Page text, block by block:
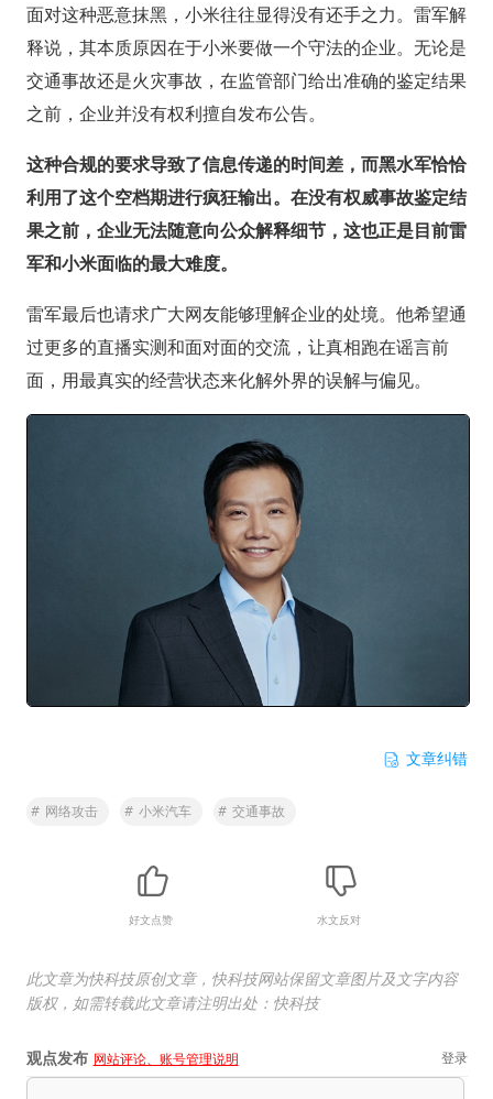
面对这种恶意抹黑，小米往往显得没有还手之力。雷军解
释说，其本质原因在于小米要做一个守法的企业。无论是
交通事故还是火灾事故，在监管部门给出准确的鉴定结果
之前，企业并没有权利擅自发布公告。
这种合规的要求导致了信息传递的时间差，而黑水军恰恰
利用了这个空档期进行疯狂输出。在没有权威事故鉴定结
果之前，企业无法随意向公众解释细节，这也正是目前雷
军和小米面临的最大难度。
雷军最后也请求广大网友能够理解企业的处境。他希望通
过更多的直播实测和面对面的交流，让真相跑在谣言前
面，用最真实的经营状态来化解外界的误解与偏见。
文章纠错
# 网络攻击 # 小米汽车 # 交通事故
好文点赞 水文反对
此文章为快科技原创文章，快科技网站保留文章图片及文字内容
版权，如需转载此文章请注明出处：快科技
观点发布 网站评论、账号管理说明 登录